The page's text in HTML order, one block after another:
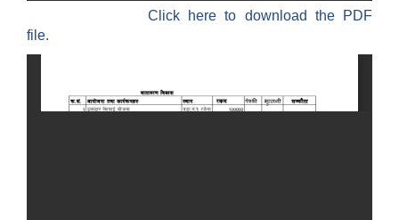
Click here to download the PDF
file.